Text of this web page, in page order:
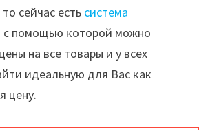
сейчас есть система
с помощью которой можно
на все товары и у всех
идеальную для Вас как
цену.